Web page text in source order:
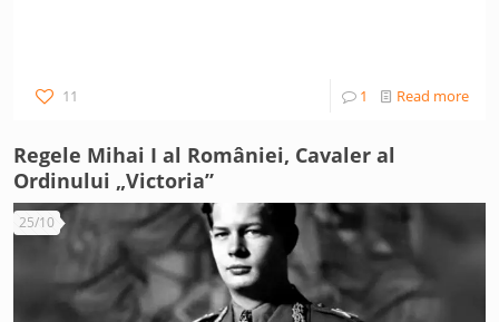
11 1 Read more
Regele Mihai I al României, Cavaler al
Ordinului „Victoria”
25/10